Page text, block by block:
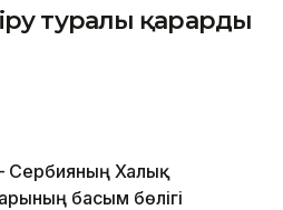
туралы қарарды
Сербияның Халық
басым бөлігі